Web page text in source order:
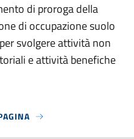
di proroga della
di occupazione suolo
svolgere attività non
e attività benefiche